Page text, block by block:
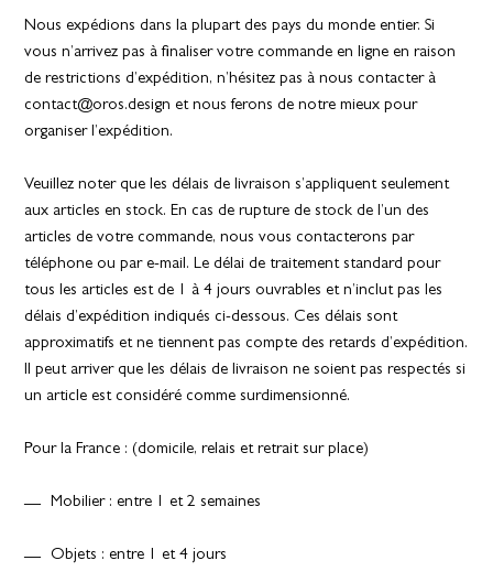
Nous expédions dans la plupart des pays du monde entier. Si
vous n’arrivez pas à finaliser votre commande en ligne en raison
de restrictions d’expédition, n’hésitez pas à nous contacter à
contact@oros.design et nous ferons de notre mieux pour
organiser l’expédition.
Veuillez noter que les délais de livraison s’appliquent seulement
aux articles en stock. En cas de rupture de stock de l’un des
articles de votre commande, nous vous contacterons par
téléphone ou par e-mail. Le délai de traitement standard pour
tous les articles est de 1 à 4 jours ouvrables et n’inclut pas les
délais d’expédition indiqués ci-dessous. Ces délais sont
approximatifs et ne tiennent pas compte des retards d’expédition.
Il peut arriver que les délais de livraison ne soient pas respectés si
un article est considéré comme surdimensionné.
Pour la France : (domicile, relais et retrait sur place)
Mobilier : entre 1 et 2 semaines
Objets : entre 1 et 4 jours